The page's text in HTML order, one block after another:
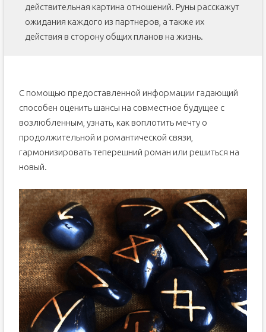
действительная картина отношений. Руны расскажут
ожидания каждого из партнеров, а также их
действия в сторону общих планов на жизнь.
С помощью предоставленной информации гадающий
способен оценить шансы на совместное будущее с
возлюбленным, узнать, как воплотить мечту о
продолжительной и романтической связи,
гармонизировать теперешний роман или решиться на
новый.